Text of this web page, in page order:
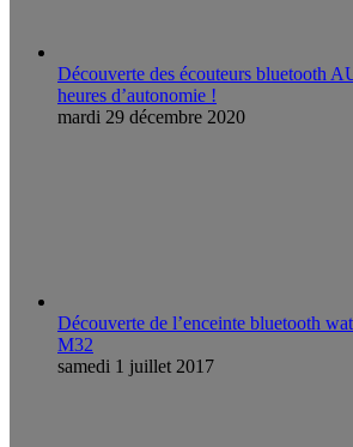
Découverte des écouteurs bluetooth
heures d’autonomie !
mardi 29 décembre 2020
Découverte de l’enceinte bluetooth
M32
samedi 1 juillet 2017